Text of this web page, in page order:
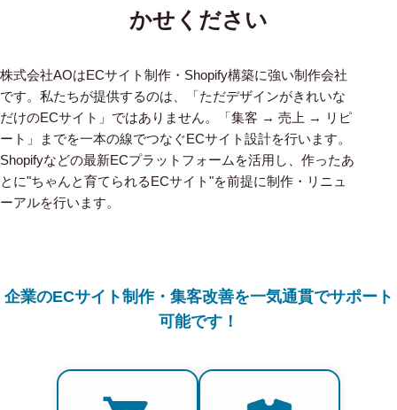
かせください
株式会社AOはECサイト制作・Shopify構築に強い制作会社
です。私たちが提供するのは、「ただデザインがきれいな
だけのECサイト」ではありません。「集客 → 売上 → リピ
ート」までを一本の線でつなぐECサイト設計を行います。
Shopifyなどの最新ECプラットフォームを活用し、作ったあ
とに"ちゃんと育てられるECサイト"を前提に制作・リニュ
ーアルを行います。
企業のECサイト制作・集客改善を一気通貫でサポート
可能です！